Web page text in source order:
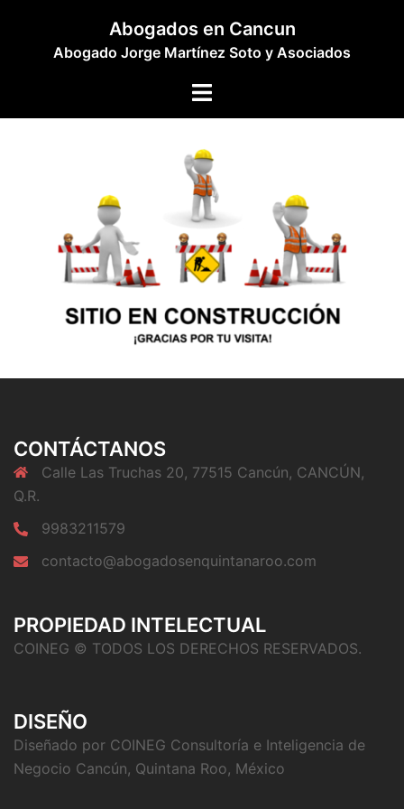
Abogados en Cancun
Abogado Jorge Martínez Soto y Asociados
CONTÁCTANOS
Calle Las Truchas 20, 77515 Cancún, CANCÚN,
Q.R.
9983211579
contacto@abogadosenquintanaroo.com
PROPIEDAD INTELECTUAL
COINEG © TODOS LOS DERECHOS RESERVADOS.
DISEÑO
Diseñado por COINEG Consultoría e Inteligencia de
Negocio Cancún, Quintana Roo, México